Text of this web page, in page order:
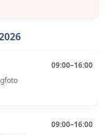
09:00–16:00
09:00–16:00